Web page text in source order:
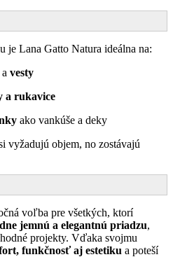
je Lana Gatto Natura ideálna na:
a vesty
a rukavice
ako vankúše a deky
vyžadujú objem, no zostávajú
voľba pre všetkých, ktorí
jemnú a elegantnú priadzu,
projekty. Vďaka svojmu
funkčnosť aj estetiku a poteší